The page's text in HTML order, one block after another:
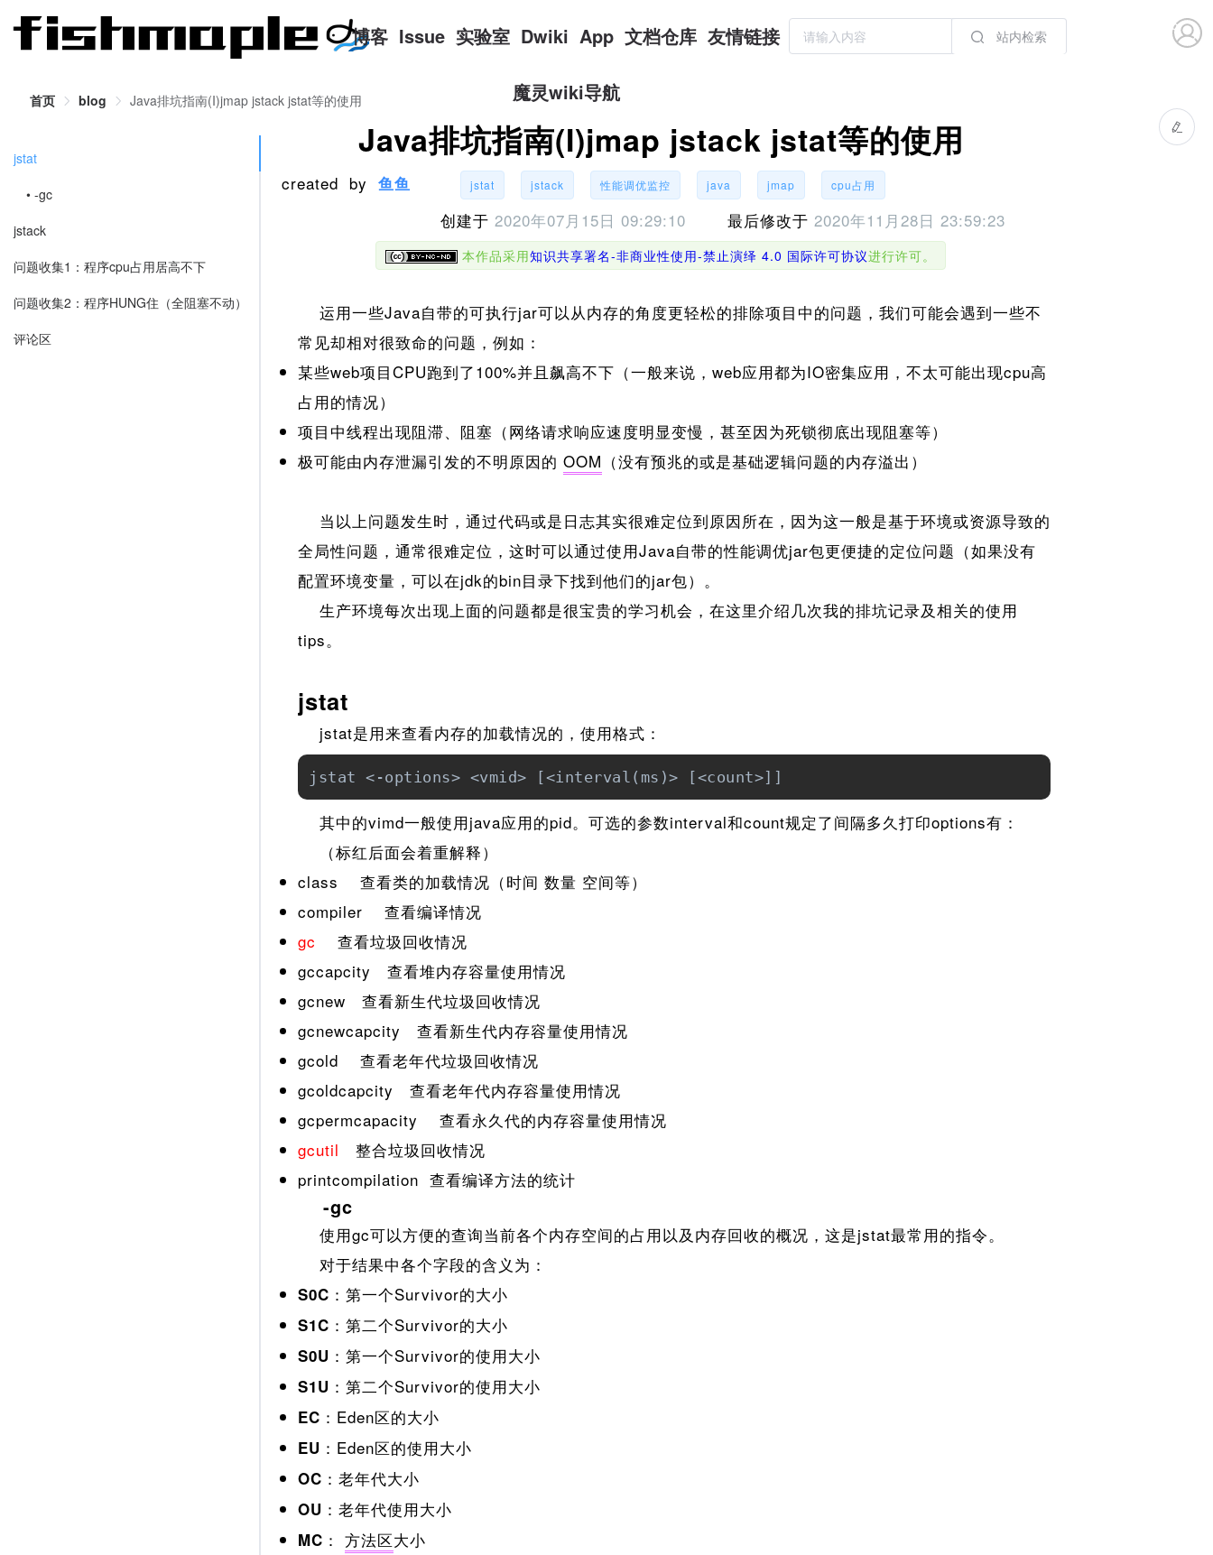
博客 Issue 实验室 Dwiki App 文档仓库 友情链接
魔灵wiki导航
站内检索
首页 blog Java排坑指南(I)jmap jstack jstat等的使用
jstat
• -gc
jstack
问题收集1：程序cpu占用居高不下
问题收集2：程序HUNG住（全阻塞不动）
评论区
Java排坑指南(I)jmap jstack jstat等的使用
created by 鱼鱼 jstat jstack 性能调优监控 java jmap cpu占用
创建于 2020年07月15日 09:29:10 最后修改于 2020年11月28日 23:59:23
本作品采用知识共享署名-非商业性使用-禁止演绎 4.0 国际许可协议进行许可。
运用一些Java自带的可执行jar可以从内存的角度更轻松的排除项目中的问题，我们可能会遇到一些不
常见却相对很致命的问题，例如：
某些web项目CPU跑到了100%并且飙高不下（一般来说，web应用都为IO密集应用，不太可能出现cpu高
占用的情况）
项目中线程出现阻滞、阻塞（网络请求响应速度明显变慢，甚至因为死锁彻底出现阻塞等）
极可能由内存泄漏引发的不明原因的 OOM （没有预兆的或是基础逻辑问题的内存溢出）
当以上问题发生时，通过代码或是日志其实很难定位到原因所在，因为这一般是基于环境或资源导致的
全局性问题，通常很难定位，这时可以通过使用Java自带的性能调优jar包更便捷的定位问题（如果没有
配置环境变量，可以在jdk的bin目录下找到他们的jar包）。
生产环境每次出现上面的问题都是很宝贵的学习机会，在这里介绍几次我的排坑记录及相关的使用
tips。
jstat
jstat是用来查看内存的加载情况的，使用格式：
jstat <-options> <vmid> [<interval(ms)> [<count>]]
其中的vimd一般使用java应用的pid。可选的参数interval和count规定了间隔多久打印options有：
（标红后面会着重解释）
class 查看类的加载情况（时间 数量 空间等）
compiler 查看编译情况
gc
查看垃圾回收情况
gccapcity 查看堆内存容量使用情况
gcnew 查看新生代垃圾回收情况
gcnewcapcity 查看新生代内存容量使用情况
gcold 查看老年代垃圾回收情况
gcoldcapcity 查看老年代内存容量使用情况
gcpermcapacity 查看永久代的内存容量使用情况
gcutil
整合垃圾回收情况
printcompilation 查看编译方法的统计
-gc
使用gc可以方便的查询当前各个内存空间的占用以及内存回收的概况，这是jstat最常用的指令。
对于结果中各个字段的含义为：
S0C ：第一个Survivor的大小
S1C ：第二个Survivor的大小
S0U ：第一个Survivor的使用大小
S1U ：第二个Survivor的使用大小
EC ：Eden区的大小
EU ：Eden区的使用大小
OC ：老年代大小
OU ：老年代使用大小
MC ： 方法区大小